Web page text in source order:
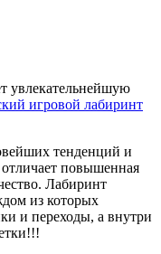
увлекательнейшую
игровой лабиринт
тенденций и
повышенная
Лабиринт
из которых
и переходы, а внутри